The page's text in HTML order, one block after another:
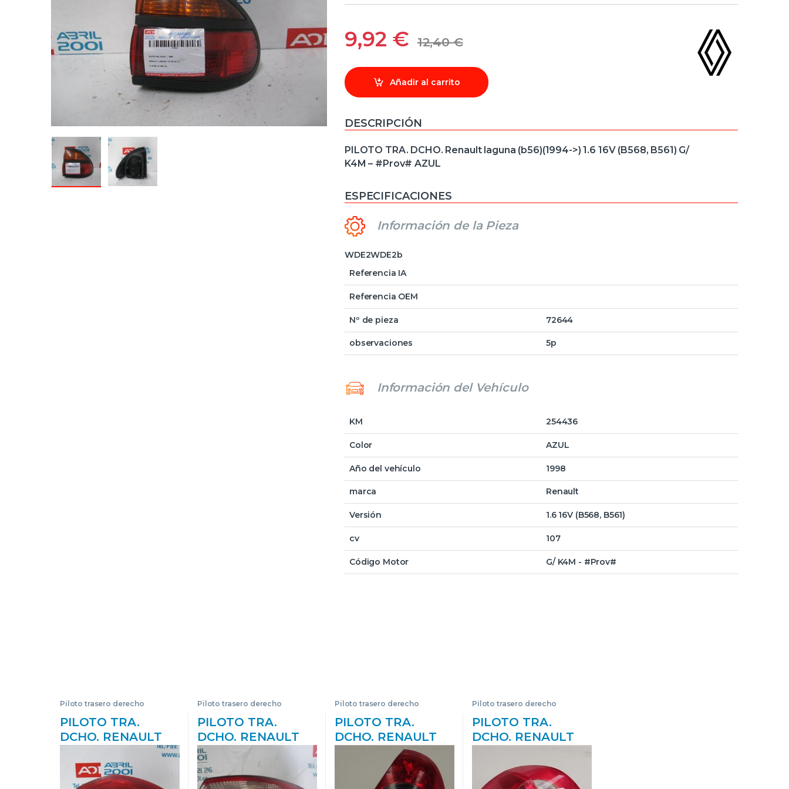
9,92 € 12,40€
Añadir al carrito
DESCRIPCIÓN
PILOTO TRA. DCHO. Renault laguna (b56)(1994->) 1.6 16V (B568, B561) G/
K4M – #Prov# AZUL
ESPECIFICACIONES
Información de la Pieza
WDE2WDE2b
Referencia IA
Referencia OEM
Nº de pieza 72644
observaciones 5p
Información del Vehículo
KM 254436
Color AZUL
Año del vehículo 1998
marca Renault
Versión 1.6 16V (B568, B561)
cv 107
Código Motor G/ K4M - #Prov#
Piloto trasero derecho
PILOTO TRA.
DCHO. RENAULT
(2002->) 3.0 DCI
(BJ0N) D/ P9X A 7 –
Piloto trasero derecho
PILOTO TRA.
DCHO. RENAULT
LAGUNA II (BG0)
(2001->) 1.8 16V
(BG0C, BG0V) G/
Piloto trasero derecho
PILOTO TRA.
DCHO. RENAULT
CLIO II FASE II
(B/CB0)(2001->) 1.2
AUTHENTIQUE [1,2
Piloto trasero derecho
PILOTO TRA.
DCHO. RENAULT
16V D4F 784
D4F784 89035080